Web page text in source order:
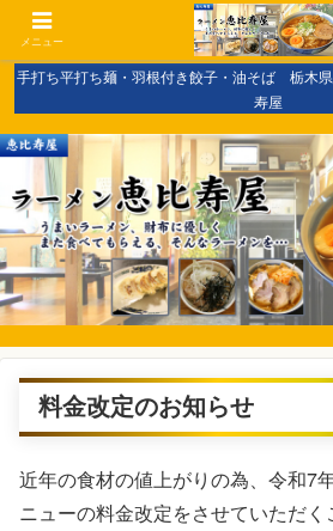
手打ち平打ち麺・羽根付き餃子・油そば 栃木
寿屋
料金改定のお知らせ
近年の食材の値上がりの為、令和7
ニューの料金改定をさせていただく
メニュー